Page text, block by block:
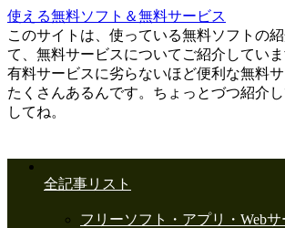
使える無料ソフト＆無料サービス
このサイトは、使っている無料ソフトの
て、無料サービスについてご紹介してい
有料サービスに劣らないほど便利な無料
たくさんあるんです。ちょっとづつ紹介
してね。
全記事リスト
フリーソフト・アプリ・Webサ